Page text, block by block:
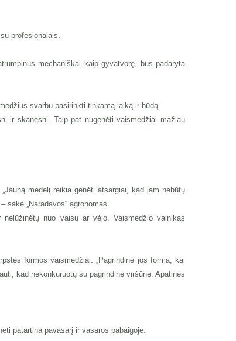
profesionalais.
mechaniškai kaip gyvatvorę, bus padaryta
svarbu pasirinkti tinkamą laiką ir būdą.
ir skanesni. Taip pat nugenėti vaismedžiai mažiau
medelį reikia genėti atsargiai, kad jam nebūtų
„Naradavos“ agronomas.
nuo vaisų ar vėjo. Vaismedžio vainikas
formos vaismedžiai. „Pagrindinė jos forma, kai
kad nekonkuruotų su pagrindine viršūne. Apatinės
patartina pavasarį ir vasaros pabaigoje.